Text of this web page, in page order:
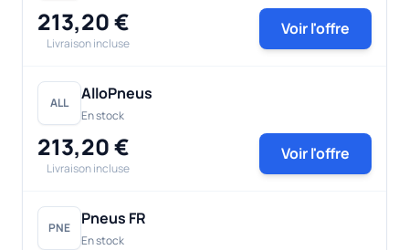
213,20 €
Livraison incluse
Voir l'offre
ALL AlloPneus
En stock
213,20 €
Livraison incluse
Voir l'offre
PNE Pneus FR
En stock